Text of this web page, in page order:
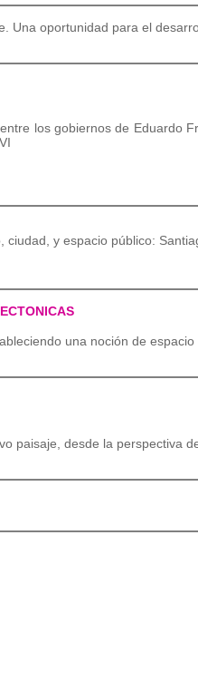
Una oportunidad para el
los gobiernos de Eduardo
ciudad, y espacio público:
una noción de
paisaje, desde la perspectiva